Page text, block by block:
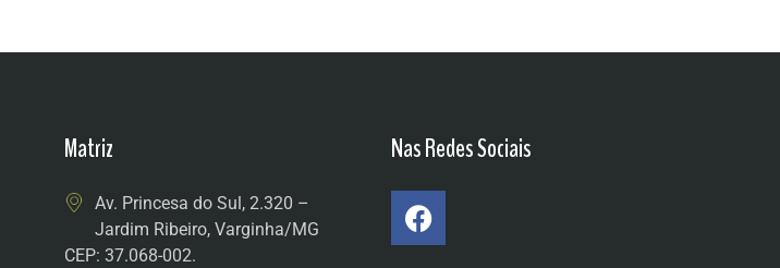
Matriz
Av. Princesa do Sul, 2.320 –
Jardim Ribeiro, Varginha/MG
CEP: 37.068-002.
Nas Redes Sociais